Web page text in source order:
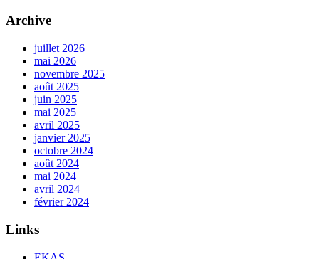
Archive
juillet 2026
mai 2026
novembre 2025
août 2025
juin 2025
mai 2025
avril 2025
janvier 2025
octobre 2024
août 2024
mai 2024
avril 2024
février 2024
Links